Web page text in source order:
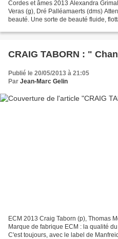
Cordes et âmes 2013 Alexandra
Veras (g), Dré Palléamaerts (dms)
beauté. Une sorte de beauté fluide,
CRAIG TABORN : "
Publié le 20/05/2013 à 21:05
Par Jean-Marc Gelin
ECM 2013 Craig Taborn (p), Thomas
Marque de fabrique ECM : la qualité
C'est toujours, avec le label de